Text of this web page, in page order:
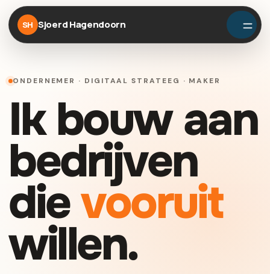
SH Sjoerd Hagendoorn
ONDERNEMER · DIGITAAL STRATEEG · MAKER
Ik bouw aan
bedrijven
dievooruit
willen.